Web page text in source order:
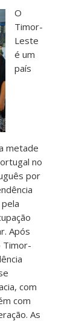
O
Timor-
Leste
é um
país
metade
no
por
Após
Timor-
com
com
As